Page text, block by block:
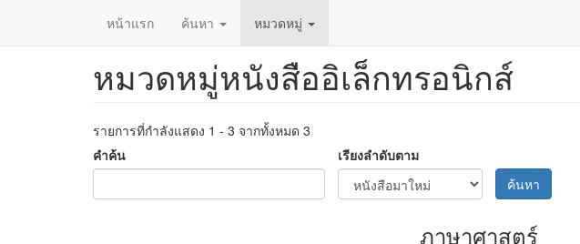
หน้าแรก ค้นหา หมวดหมู่
หมวดหมู่หนังสืออิเล็กทรอนิกส์
รายการที่กำลังแสดง 1 - 3 จากทั้งหมด 3
คำค้น
เรียงลำดับตาม
ค้นหา
ภาษาศาสตร์